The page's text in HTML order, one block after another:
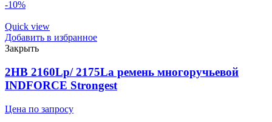
-10%
Quick view
Добавить в избранное
Закрыть
2HB 2160Lp/ 2175La ремень многоручьевой
INDFORCE Strongest
Цена по запросу